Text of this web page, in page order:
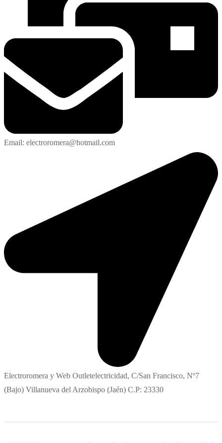
Email: electroromera@hotmail.com
Electroromera y Web Outletelectricidad, C/San Francisco, Nº7
(Bajo) Villanueva del Arzobispo (Jaén) C.P: 23330